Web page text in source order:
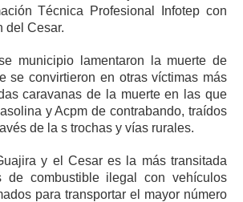
Técnica Profesional Infotep con
del Cesar.
municipio lamentaron la muerte de
se convirtieron en otras víctimas más
caravanas de la muerte en las que
y Acpm de contrabando, traídos
de la s trochas y vías rurales.
y el Cesar es la más transitada
de combustible ilegal con vehículos
para transportar el mayor número